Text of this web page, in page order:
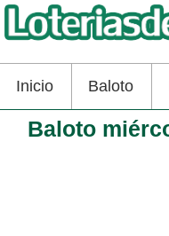
Inicio Baloto
Baloto